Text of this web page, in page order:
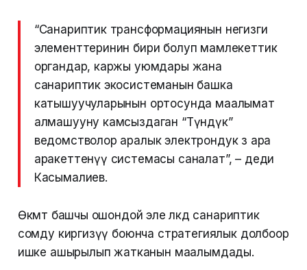
“Санариптик трансформациянын негизги
элементтеринин бири болуп мамлекеттик
органдар, каржы уюмдары жана
санариптик экосистеманын башка
катышуучуларынын ортосунда маалымат
алмашууну камсыздаган “Түндүк”
ведомстволор аралык электрондук өз ара
аракеттенүү системасы саналат”, – деди
Касымалиев.
Өкмөт башчы ошондой эле өлкөдө санариптик
сомду киргизүү боюнча стратегиялык долбоор
ишке ашырылып жатканын маалымдады.